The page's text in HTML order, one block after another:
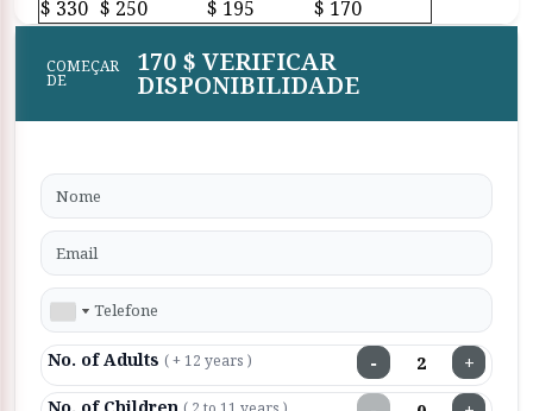
$ 330 $ 250 $ 195 $ 170
COMEÇAR
DE
170 $ VERIFICAR
DISPONIBILIDADE
No. of Adults ( + 12 years ) − +